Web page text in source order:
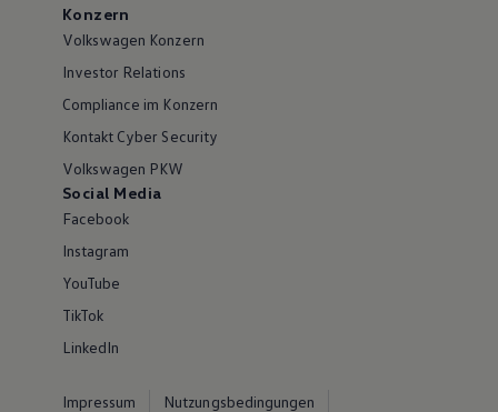
Konzern
Volkswagen Konzern
Investor Relations
Compliance im Konzern
Kontakt Cyber Security
Volkswagen PKW
Social Media
Facebook
Instagram
YouTube
TikTok
LinkedIn
Impressum
Nutzungsbedingungen